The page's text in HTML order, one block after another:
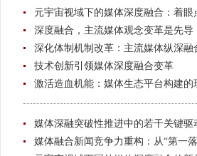
元宇宙视域下的媒体深度融合：着眼
深度融合，主流媒体观念变革是先导
深化体制机制改革：主流媒体纵深融
技术创新引领媒体深度融合变革
激活造血机能：媒体生态平台构建的
媒体深融突破性推进中的若干关键驱
媒体融合新闻竞争力重构：从“第一